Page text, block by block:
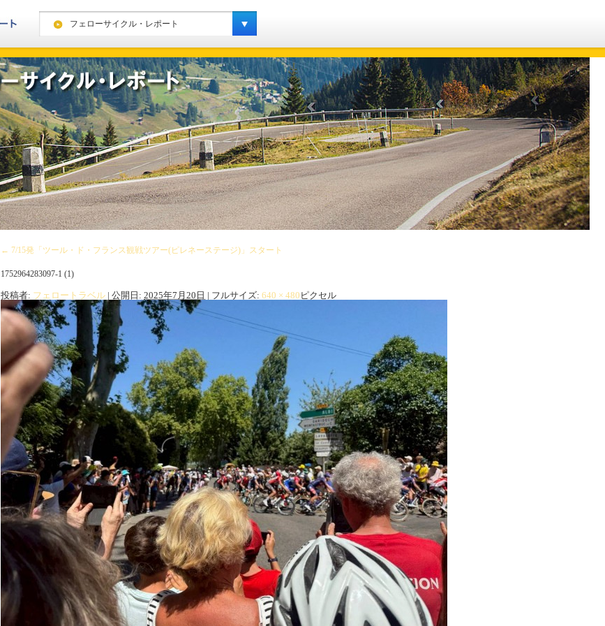
フェローサイクル・レポート
ヨーロッパ・ハイキングレポート
カナダ・ハイキングレポート
ヨーロッパ・スノーレポート
カナダ・スノーレポート
アメリカ・スノーレポート
スペシャルキャンプ・スノーレポート
ニュージーランド・スノーレポート
南米・スノーレポート
キッズキャンプ・レポート
フェローサイクル・レポート
← 7/15発「ツール・ド・フランス観戦ツアー(ピレネーステージ)」スタート
1752964283097-1 (1)
投稿者: フェロートラベル | 公開日: 2025年7月20日 | フルサイズ: 640 × 480 ピクセル